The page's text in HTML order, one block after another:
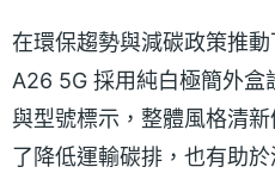
在環保趨勢與減碳政策推
A26 5G 採用純白極簡外盒
與型號標示，整體風格清
了降低運輸碳排，也有助